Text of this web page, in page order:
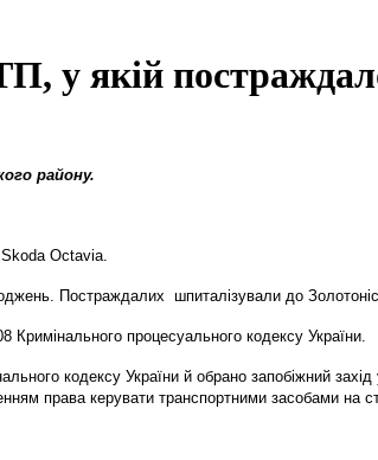
у якій
району.
Octavia.
Постраждалих шпиталізували до
процесуального кодексу України.
кодексу України й обрано запобіжний
права керувати транспортними засобами на